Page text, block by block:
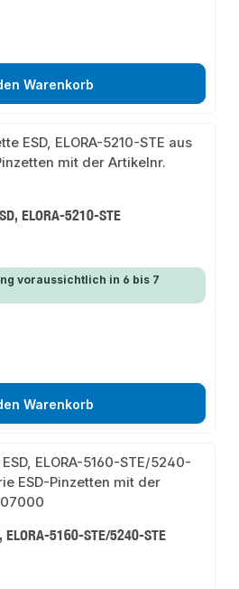
Warenkorb
ELORA-5210-STE
voraussichtlich in 6 bis 7
Warenkorb
5160-STE/5240-STE